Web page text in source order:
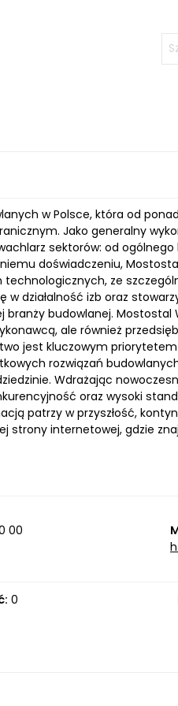
w Polsce, która od
Jako generalny
sektorów: od
doświadczeniu,
ze
działalność izb oraz
branży budowlanej.
ale również
jest kluczowym
rozwiązań
Wdrażając
oraz wysoki
patrzy w przyszłość,
strony internetowej, gdzie
00
0